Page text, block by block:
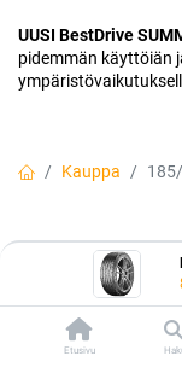
Etusivu
UUSI BestDrive
pidemmän käyttöiän
Kauppa
185/65R15
2 EVC
Huippu-uutuus,